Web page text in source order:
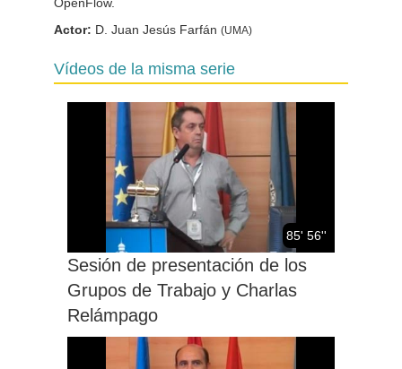
Actor: D. Juan Jesús Farfán (UMA)
Vídeos de la misma serie
85' 56''
Sesión de presentación de los
Grupos de Trabajo y Charlas
Relámpago